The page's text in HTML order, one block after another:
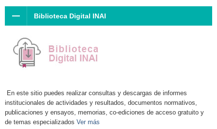
Biblioteca Digital INAI
En este sitio puedes realizar consultas y descargas de informes
institucionales de actividades y resultados, documentos normativos,
publicaciones y ensayos, memorias, co-ediciones de acceso gratuito y
de temas especializados Ver más